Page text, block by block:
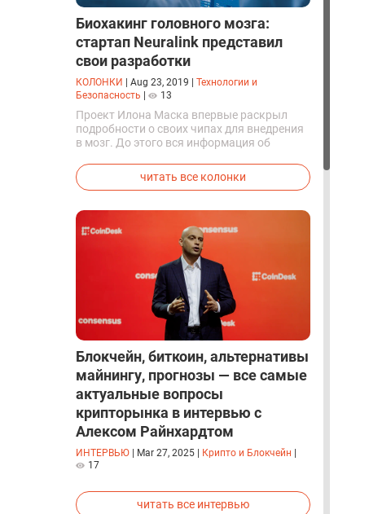
Биохакинг головного мозга:
стартап Neuralink представил
свои разработки
КОЛОНКИ Aug 23, 2019
Технологии и
Безопасность
13
Проект Илона Маска впервые раскрыл
подробности о своих чипах для внедрения
в мозг. До этого вся информация об
читать все колонки
Блокчейн, биткоин, альтернативы
майнингу, прогнозы — все самые
актуальные вопросы
крипторынка в интервью с
Алексом Райнхардтом
ИНТЕРВЬЮ Mar 27, 2025 Крипто и Блокчейн
17
читать все интервью